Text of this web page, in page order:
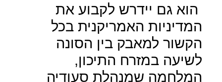
הוא גם יידרש לקבוע את
המדיניות האמריקנית בכל
הקשור למאבק בין הסונה
לשיעה במזרח התיכון,
המלחמה שמנהלת סעודיה